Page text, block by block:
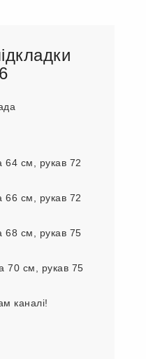
64 см, рукав 72
66 см, рукав 72
68 см, рукав 75
70 см, рукав 75
каналі!